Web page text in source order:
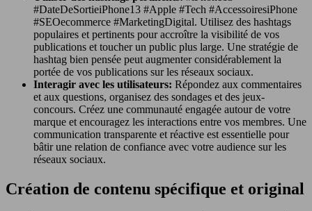
#DateDeSortieiPhone13 #Apple #Tech #AccessoiresiPhone
#SEOecommerce #MarketingDigital. Utilisez des hashtags
populaires et pertinents pour accroître la visibilité de vos
publications et toucher un public plus large. Une stratégie de
hashtag bien pensée peut augmenter considérablement la
portée de vos publications sur les réseaux sociaux.
Interagir avec les utilisateurs: Répondez aux commentaires
et aux questions, organisez des sondages et des jeux-
concours. Créez une communauté engagée autour de votre
marque et encouragez les interactions entre vos membres. Une
communication transparente et réactive est essentielle pour
bâtir une relation de confiance avec votre audience sur les
réseaux sociaux.
Création de contenu spécifique et original